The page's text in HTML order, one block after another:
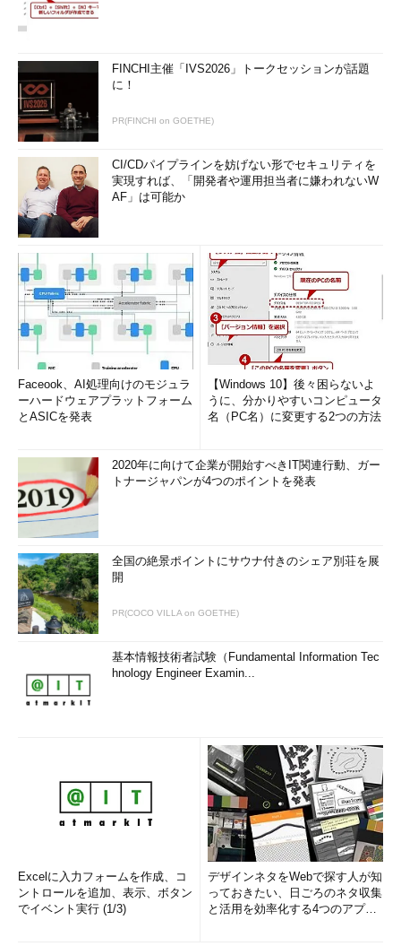
FINCHI主催「IVS2026」トークセッションが話題
に！
PR(FINCHI on GOETHE)
CI/CDパイプラインを妨げない形でセキュリティを
実現すれば、「開発者や運用担当者に嫌われないW
AF」は可能か
Faceook、AI処理向けのモジュラ
ーハードウェアプラットフォーム
とASICを発表
【Windows 10】後々困らないよ
うに、分かりやすいコンピュータ
名（PC名）に変更する2つの方法
2020年に向けて企業が開始すべきIT関連行動、ガー
トナージャパンが4つのポイントを発表
全国の絶景ポイントにサウナ付きのシェア別荘を展
開
PR(COCO VILLA on GOETHE)
基本情報技術者試験（Fundamental Information Tec
hnology Engineer Examin...
Excelに入力フォームを作成、コ
ントロールを追加、表示、ボタン
でイベント実行 (1/3)
デザインネタをWebで探す人が知
っておきたい、日ごろのネタ収集
と活用を効率化する4つのアプリ